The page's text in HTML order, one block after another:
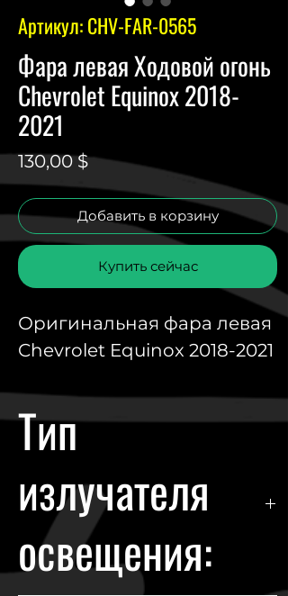
Артикул: CHV-FAR-0565
Фара левая Ходовой огонь
Chevrolet Equinox 2018-
2021
130,00 $Цена
Добавить в корзину
Купить сейчас
Оригинальная фара левая
Chevrolet Equinox 2018-2021
Тип
излучателя
освещения: